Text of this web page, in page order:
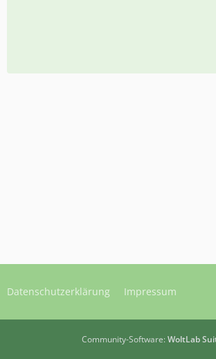
Datenschutzerklärung Impressum
Community-Software: WoltLab